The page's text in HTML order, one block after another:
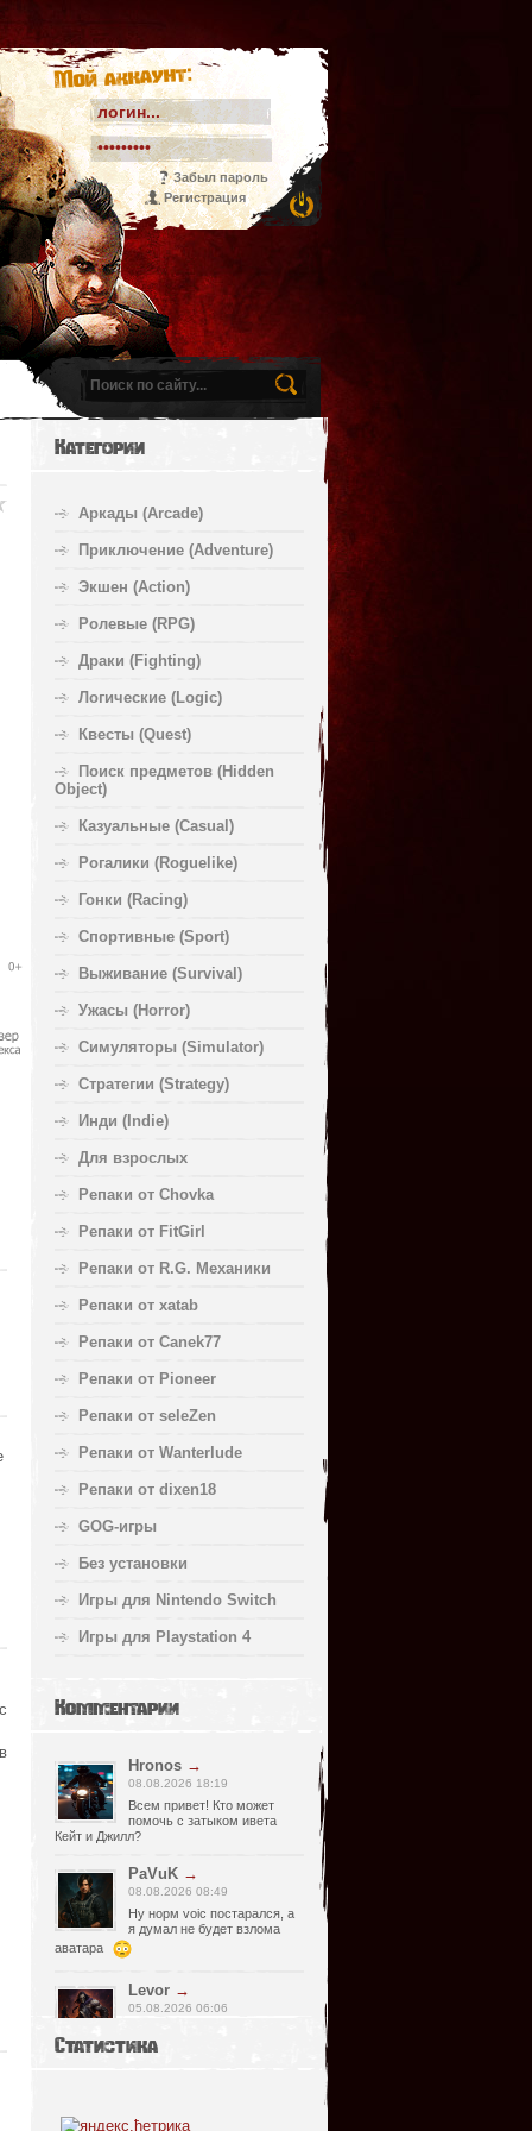
Мой аккаунт:
Забыл пароль
Регистрация
Категории
Аркады (Arcade)
Приключение (Adventure)
Экшен (Action)
Ролевые (RPG)
Драки (Fighting)
Логические (Logic)
Квесты (Quest)
Поиск предметов (Hidden
Object)
Казуальные (Casual)
Рогалики (Roguelike)
Гонки (Racing)
Спортивные (Sport)
Выживание (Survival)
Ужасы (Horror)
Симуляторы (Simulator)
Стратегии (Strategy)
Инди (Indie)
Для взрослых
Репаки от Chovka
Репаки от FitGirl
Репаки от R.G. Механики
Репаки от xatab
Репаки от Canek77
Репаки от Pioneer
Репаки от seleZen
Репаки от Wanterlude
Репаки от dixen18
GOG-игры
Без установки
Игры для Nintendo Switch
Игры для Playstation 4
Комментарии
Hronos →
08.08.2026 18:19
Всем привет! Кто может
помочь с затыком ивета
Кейт и Джилл?
PaVuK →
08.08.2026 08:49
Ну норм voic постарался, а
я думал не будет взлома
аватара
Levor →
05.08.2026 06:06
указал что есть видимо
Статистика